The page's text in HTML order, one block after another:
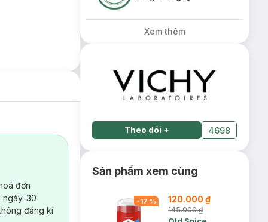
đơn
30
đăng kí
Xem thêm
Theo dõi + 4698
Sản phẩm xem cùng
-17 % 120.000 ₫
145.000 ₫